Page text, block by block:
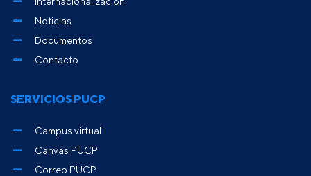
Noticias
Documentos
Contacto
SERVICIOS PUCP
Campus virtual
Canvas PUCP
Correo PUCP